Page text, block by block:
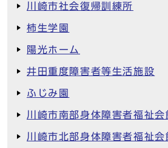
川崎市社会復帰訓練所
柿生学園
陽光ホーム
井田重度障害者等生活施設
ふじみ園
川崎市南部身体障害者福祉会
川崎市北部身体障害者福祉会